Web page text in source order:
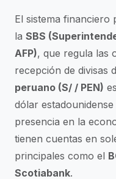
El sistema
la SBS
AFP), que regula las
recepción de divisas
peruano (S/ / PEN)
dólar
presencia en la
tienen cuentas en
principales como el
Scotiabank.